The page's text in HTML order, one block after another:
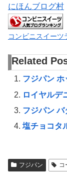
にほんブログ村
コンビニスイーツ
Related
フジパン ホ
ロイヤルデ
フジパン
塩チョコタ
フジパン コ